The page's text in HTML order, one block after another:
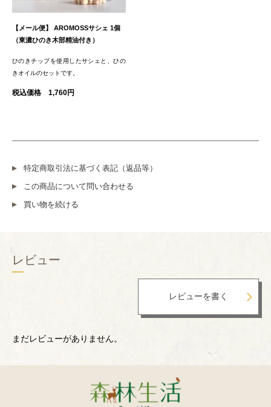
【メール便】 AROMOSSサシェ 1個
（東濃ひのき木部精油付き）
ひのきチップを使用したサシェと、ひの
きオイルのセットです。
税込価格 1,760円
特定商取引法に基づく表記（返品等）
この商品について問い合わせる
買い物を続ける
レビュー
まだレビューがありません。